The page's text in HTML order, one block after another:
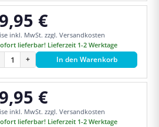
Preis:
€
inkl. MwSt. zzgl. Versandkosten
lieferbar! Lieferzeit 1-2 Werktage
+ In den Warenkorb
Preis:
€
inkl. MwSt. zzgl. Versandkosten
lieferbar! Lieferzeit 1-2 Werktage